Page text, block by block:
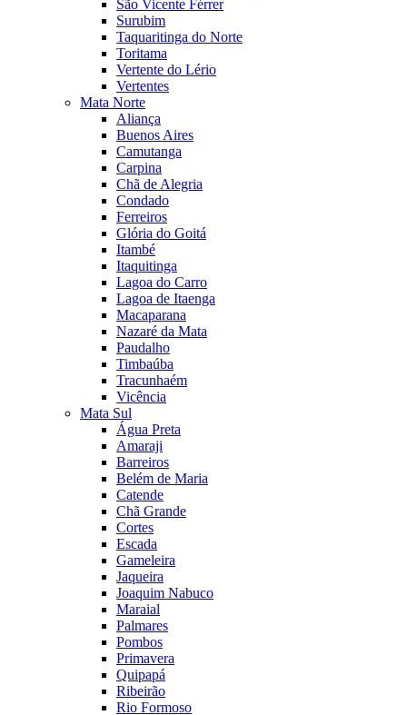
São Vicente Férrer
Surubim
Taquaritinga do Norte
Toritama
Vertente do Lério
Vertentes
Mata Norte
Aliança
Buenos Aires
Camutanga
Carpina
Chã de Alegria
Condado
Ferreiros
Glória do Goitá
Itambé
Itaquitinga
Lagoa do Carro
Lagoa de Itaenga
Macaparana
Nazaré da Mata
Paudalho
Timbaúba
Tracunhaém
Vicência
Mata Sul
Água Preta
Amaraji
Barreiros
Belém de Maria
Catende
Chã Grande
Cortes
Escada
Gameleira
Jaqueira
Joaquim Nabuco
Maraial
Palmares
Pombos
Primavera
Quipapá
Ribeirão
Rio Formoso